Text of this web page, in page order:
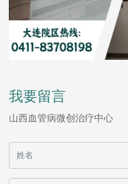
我要留言
山西血管病微创治疗中心